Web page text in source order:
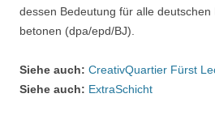
dessen Bedeutung für alle
betonen (dpa/epd/BJ).
Siehe auch: CreativQuartier Fürst
Siehe auch: ExtraSchicht